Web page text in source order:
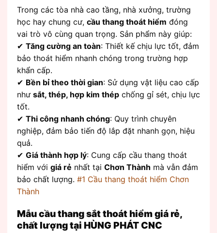
Trong các tòa nhà cao tầng, nhà xưởng, trường
học hay chung cư, cầu thang thoát hiểm đóng
vai trò vô cùng quan trọng. Sản phẩm này giúp:
✔ Tăng cường an toàn: Thiết kế chịu lực tốt, đảm
bảo thoát hiểm nhanh chóng trong trường hợp
khẩn cấp.
✔ Bền bỉ theo thời gian: Sử dụng vật liệu cao cấp
như sắt, thép, hợp kim thép chống gỉ sét, chịu lực
tốt.
✔ Thi công nhanh chóng: Quy trình chuyên
nghiệp, đảm bảo tiến độ lắp đặt nhanh gọn, hiệu
quả.
✔ Giá thành hợp lý: Cung cấp cầu thang thoát
hiểm với giá rẻ nhất tại Chơn Thành mà vẫn đảm
bảo chất lượng. #1 Cầu thang thoát hiểm Chơn
Thành
Mẫu cầu thang sắt thoát hiểm giá rẻ,
chất lượng tại HÙNG PHÁT CNC